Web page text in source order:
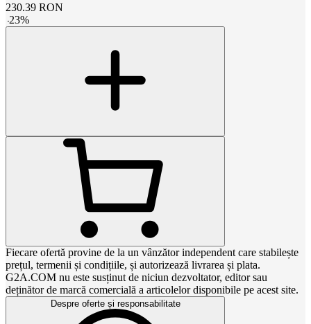
230.39 RON
-23%
Fiecare ofertă provine de la un vânzător independent care stabilește
prețul, termenii și condițiile, și autorizează livrarea și plata.
G2A.COM nu este susținut de niciun dezvoltator, editor sau
deținător de marcă comercială a articolelor disponibile pe acest site.
Despre oferte și responsabilitate